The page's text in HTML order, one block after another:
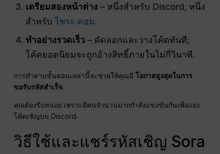
เตรียมสองหน้าต่าง – หนึ่งสำหรับ Discord, หนึ่ง
สำหรับโซระ.คอม.
ทำอย่างรวดเร็ว – คัดลอกและวางโค้ดทันที;
โค้ดยอดนิยมจะถูกอ้างสิทธิ์ภายในไม่กี่วินาที.
การทำตามขั้นตอนเหล่านี้จะช่วยให้คุณมีโอกาสสูงสุดในการ
ขอรับรหัสสำเร็จ.
คุณต้องรีบหน่อย เพราะมีคนจำนวนมากกำลังแข่งขันกันเพื่อแย่ง
โค้ดเชิญบน Discord.
วิธีใช้และแชร์รหัสเชิญ Sora